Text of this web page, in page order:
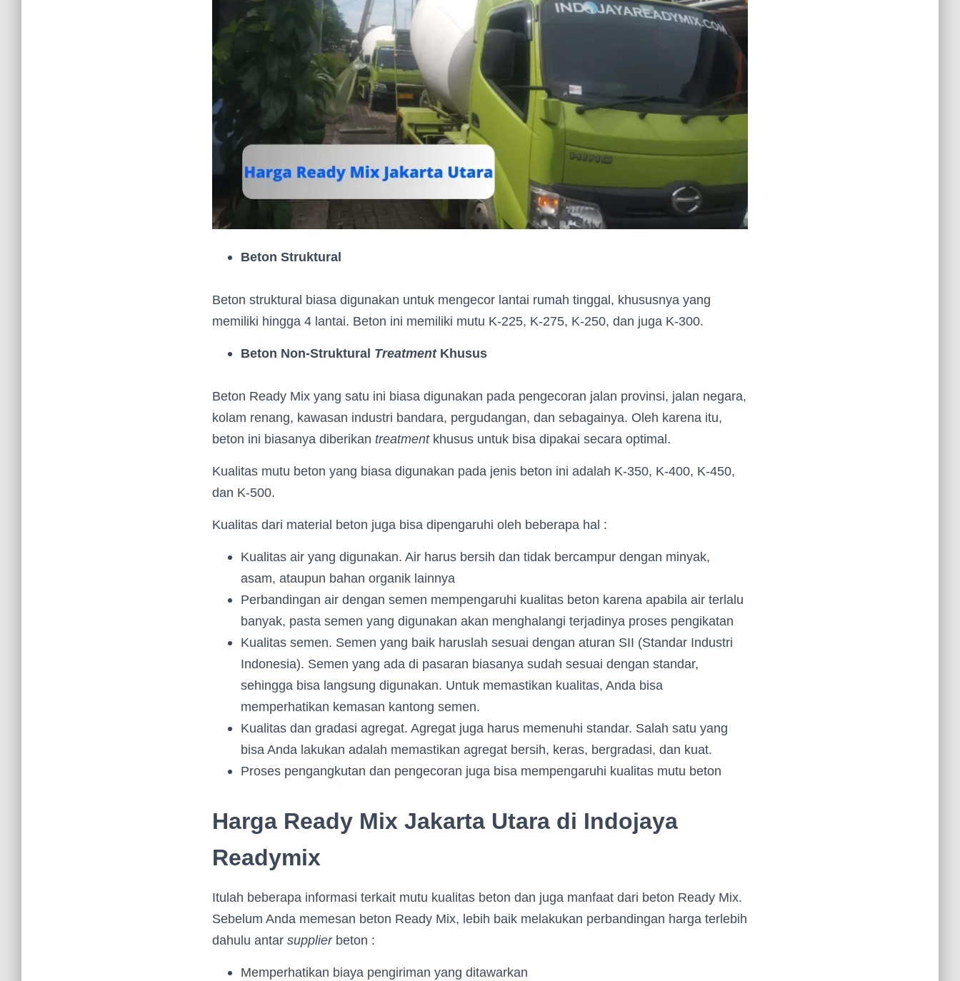
Beton Struktural
Beton struktural biasa digunakan untuk mengecor lantai rumah tinggal, khususnya yang
memiliki hingga 4 lantai. Beton ini memiliki mutu K-225, K-275, K-250, dan juga K-300.
Beton Non-Struktural Treatment Khusus
Beton Ready Mix yang satu ini biasa digunakan pada pengecoran jalan provinsi, jalan negara,
kolam renang, kawasan industri bandara, pergudangan, dan sebagainya. Oleh karena itu,
beton ini biasanya diberikan treatment khusus untuk bisa dipakai secara optimal.
Kualitas mutu beton yang biasa digunakan pada jenis beton ini adalah K-350, K-400, K-450,
dan K-500.
Kualitas dari material beton juga bisa dipengaruhi oleh beberapa hal :
Kualitas air yang digunakan. Air harus bersih dan tidak bercampur dengan minyak,
asam, ataupun bahan organik lainnya
Perbandingan air dengan semen mempengaruhi kualitas beton karena apabila air terlalu
banyak, pasta semen yang digunakan akan menghalangi terjadinya proses pengikatan
Kualitas semen. Semen yang baik haruslah sesuai dengan aturan SII (Standar Industri
Indonesia). Semen yang ada di pasaran biasanya sudah sesuai dengan standar,
sehingga bisa langsung digunakan. Untuk memastikan kualitas, Anda bisa
memperhatikan kemasan kantong semen.
Kualitas dan gradasi agregat. Agregat juga harus memenuhi standar. Salah satu yang
bisa Anda lakukan adalah memastikan agregat bersih, keras, bergradasi, dan kuat.
Proses pengangkutan dan pengecoran juga bisa mempengaruhi kualitas mutu beton
Harga Ready Mix Jakarta Utara di Indojaya
Readymix
Itulah beberapa informasi terkait mutu kualitas beton dan juga manfaat dari beton Ready Mix.
Sebelum Anda memesan beton Ready Mix, lebih baik melakukan perbandingan harga terlebih
dahulu antar supplier beton :
Memperhatikan biaya pengiriman yang ditawarkan